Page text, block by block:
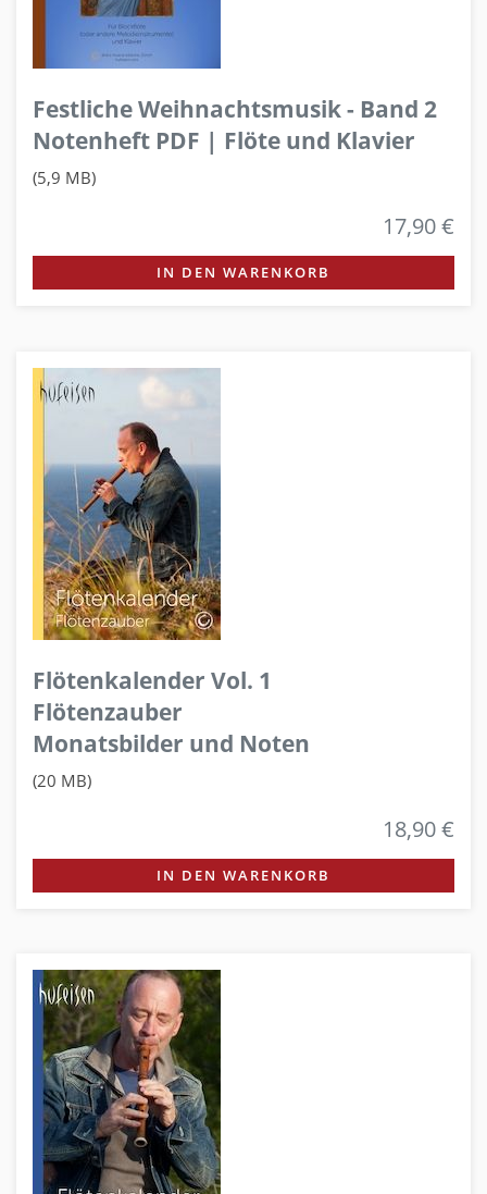
Festliche Weihnachtsmusik - Band 2
Notenheft PDF | Flöte und Klavier
(5,9 MB)
17,90 €
IN DEN WARENKORB
Flötenkalender Vol. 1
Flötenzauber
Monatsbilder und Noten
(20 MB)
18,90 €
IN DEN WARENKORB